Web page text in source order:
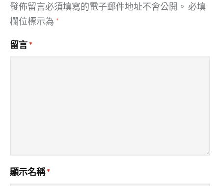
發佈留言必須填寫的電子郵件地址不會公開。 必填
欄位標示為 *
留言*
顯示名稱*